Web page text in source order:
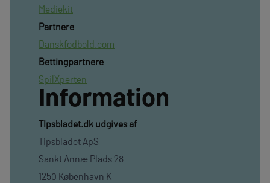
Mediekit
Partnere
Danskfodbold.com
Bettingpartnere
SpilXperten
Information
TIpsbladet.dk udgives af
Tipsbladet ApS
Sankt Annæ Plads 28
1250 København K